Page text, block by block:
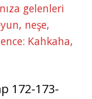
gelenleri
neşe,
Kahkaha,
172-173-